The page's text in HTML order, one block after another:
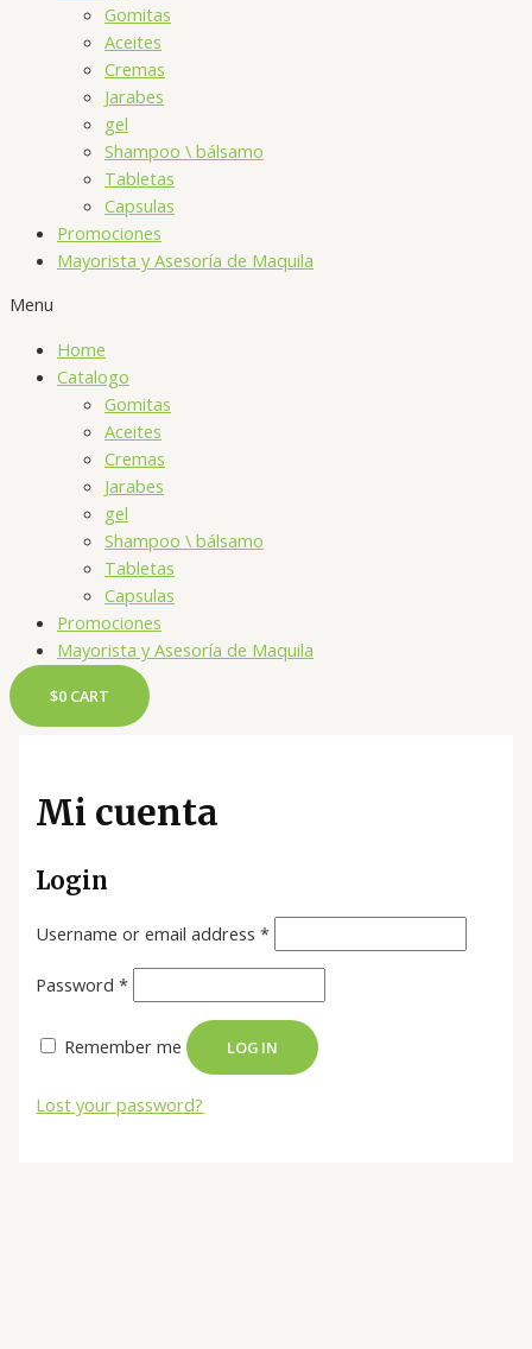
Gomitas
Aceites
Cremas
Jarabes
gel
Shampoo \ bálsamo
Tabletas
Capsulas
Promociones
Mayorista y Asesoría de Maquila
Menu
Home
Catalogo
Gomitas
Aceites
Cremas
Jarabes
gel
Shampoo \ bálsamo
Tabletas
Capsulas
Promociones
Mayorista y Asesoría de Maquila
$0 CART
Mi cuenta
Login
Username or email address*
Password*
Remember me LOG IN
Lost your password?